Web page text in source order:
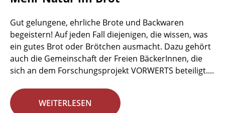
Gut gelungene, ehrliche Brote und Backwaren
begeistern! Auf jeden Fall diejenigen, die wissen, was
ein gutes Brot oder Brötchen ausmacht. Dazu gehört
auch die Gemeinschaft der Freien BäckerInnen, die
sich an dem Forschungsprojekt VORWERTS beteiligt....
WEITERLESEN